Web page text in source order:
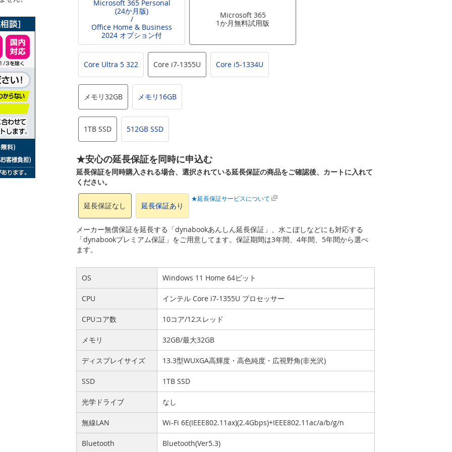
Microsoft 365 Personal
(24か月版)
/
Office Home & Business
2024 オプション付
Microsoft 365
1か月無料試用版
Core Ultra 5 322 Core i7-1355U Core i5-1334U
メモリ32GB メモリ16GB
1TB SSD 512GB SSD
★安心の延長保証を同時に申込む
延長保証を同時購入される場合、選択されている延長保証の商品をご確認後、カートに入れて
ください。
延長保証なし 延長保証あり
★延長保証サービスについて
メーカー無償保証を延長する「dynabookあんしん延長保証」、水こぼしなどにも対応する
「dynabookプレミアム保証」をご用意してます。保証期間は3年間、4年間、5年間から選べ
ます。
OS Windows 11 Home 64ビット
CPU インテル Core i7-1355U プロセッサー
CPUコア数 10コア/12スレッド
メモリ 32GB/最大32GB
ディスプレイサイズ 13.3型WUXGA高輝度・高色純度・広視野角(非光沢)
SSD 1TB SSD
光学ドライブ なし
無線LAN Wi-Fi 6E(IEEE802.11ax)(2.4Gbps)+IEEE802.11ac/a/b/g/n
Bluetooth Bluetooth(Ver5.3)